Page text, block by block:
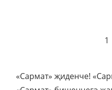
1
«Сармат» җиденче!